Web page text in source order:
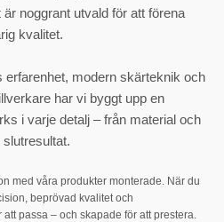
noggrant utvald för att förena
kvalitet.
erfarenhet, modern skärteknik och
har vi byggt upp en
i varje detalj – från material och
med våra produkter monterade. När du
beprövad kvalitet och
passa – och skapade för att prestera.